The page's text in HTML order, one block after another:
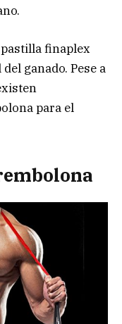
finaplex
ganado. Pese a
para el